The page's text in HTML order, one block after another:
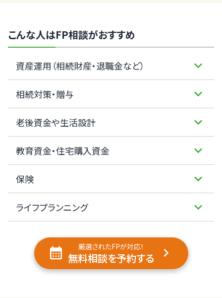
こんな人はFP相談がおすすめ
資産運用（相続財産・退職金など）
相続対策・贈与
老後資金や生活設計
教育資金・住宅購入資金
保険
ライフプランニング
厳選されたFPが対応！
無料相談を予約する